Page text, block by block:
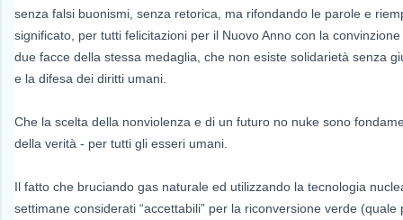
senza falsi buonismi, senza retorica, ma rifondando le parole e
significato, per tutti felicitazioni per il Nuovo Anno con la convinzione
due facce della stessa medaglia, che non esiste solidarietà senza
e la difesa dei diritti umani.
Che la scelta della nonviolenza e di un futuro no nuke sono
della verità - per tutti gli esseri umani.
Il fatto che bruciando gas naturale ed utilizzando la tecnologia
settimane considerati “accettabili” per la riconversione verde